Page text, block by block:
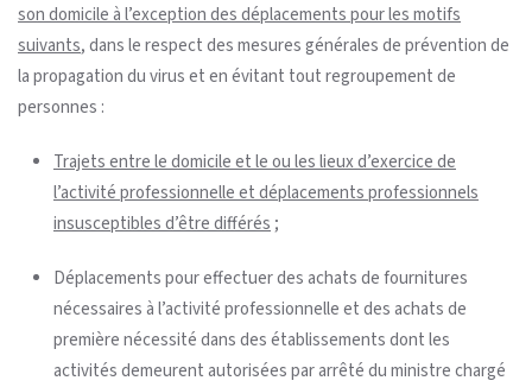
son domicile à l’exception des déplacements pour les motifs
suivants, dans le respect des mesures générales de prévention de
la propagation du virus et en évitant tout regroupement de
personnes :
Trajets entre le domicile et le ou les lieux d’exercice de
l’activité professionnelle et déplacements professionnels
insusceptibles d’être différés ;
Déplacements pour effectuer des achats de fournitures
nécessaires à l’activité professionnelle et des achats de
première nécessité dans des établissements dont les
activités demeurent autorisées par arrêté du ministre chargé